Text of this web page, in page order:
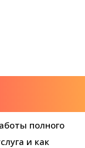
полного
и как